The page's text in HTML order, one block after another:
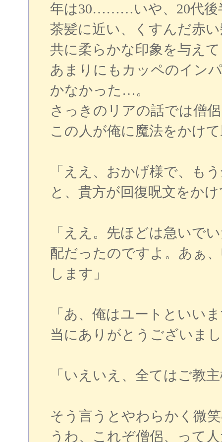
年は30………いや、20代後
茶髪に近い、くすんだ赤
共に柔らかな印象を与え
あまりにもカッペのイン
かなかった…。
さっきのリアの話では僧
この人が俺に魔法をかけ
「ええ、おかげ様で、も
と、貴方が回復呪文をか
「ええ。先ほどは急いで
配だったのですよ。あぁ
します」
「あ、俺はユートといい
当にありがとうございま
「いえいえ、全てはご教
そう言うとやわらかく微
うわ、これぞ僧侶、って